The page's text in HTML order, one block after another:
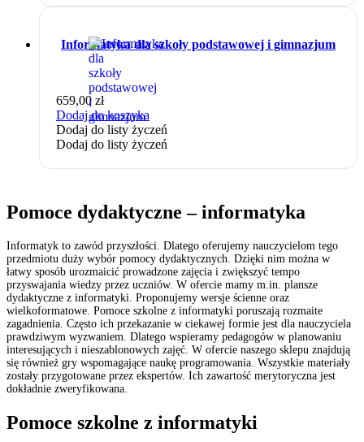
Informatyka dla szkoły podstawowej i gimnazjum
659,00 zł
Dodaj do koszyka
Dodaj do listy życzeń
Dodaj do listy życzeń
Pomoce dydaktyczne – informatyka
Informatyk to zawód przyszłości. Dlatego oferujemy nauczycielom tego
przedmiotu duży wybór pomocy dydaktycznych. Dzięki nim można w
łatwy sposób urozmaicić prowadzone zajęcia i zwiększyć tempo
przyswajania wiedzy przez uczniów. W ofercie mamy m.in. plansze
dydaktyczne z informatyki. Proponujemy wersje ścienne oraz
wielkoformatowe. Pomoce szkolne z informatyki poruszają rozmaite
zagadnienia. Często ich przekazanie w ciekawej formie jest dla nauczyciela
prawdziwym wyzwaniem. Dlatego wspieramy pedagogów w planowaniu
interesujących i nieszablonowych zajęć. W ofercie naszego sklepu znajdują
się również gry wspomagające naukę programowania. Wszystkie materiały
zostały przygotowane przez ekspertów. Ich zawartość merytoryczna jest
dokładnie zweryfikowana.
Pomoce szkolne z informatyki